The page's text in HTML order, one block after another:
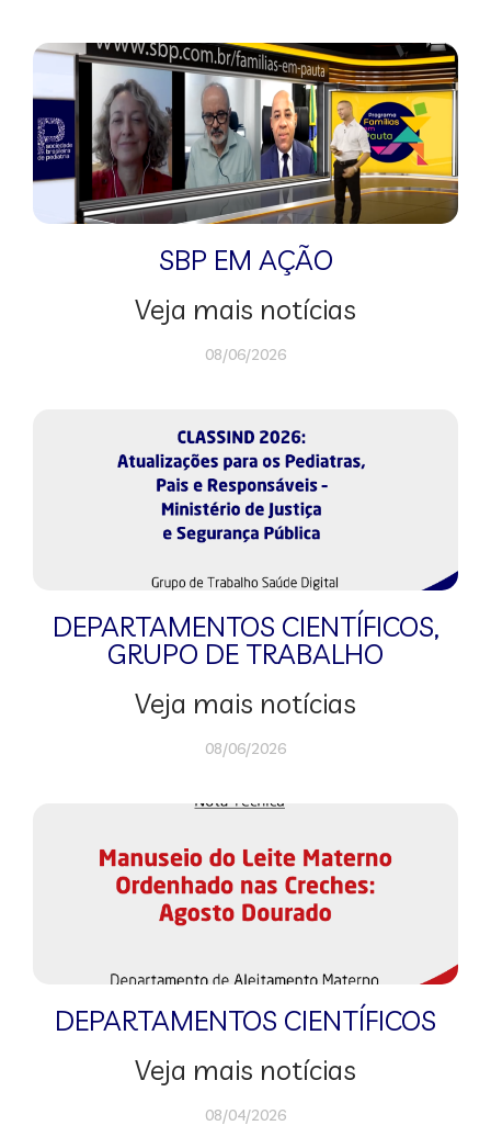
SBP EM AÇÃO
Veja mais notícias
08/06/2026
DEPARTAMENTOS CIENTÍFICOS,
GRUPO DE TRABALHO
Veja mais notícias
08/06/2026
DEPARTAMENTOS CIENTÍFICOS
Veja mais notícias
08/04/2026